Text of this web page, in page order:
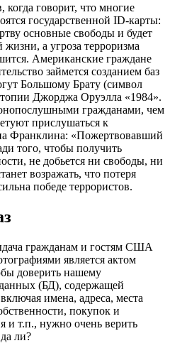
говорит, что многие
государственной ID-карты:
основные свободы и будет
а угроза терроризма
Американские граждане
займется созданием баз
Большому Брату (символ
Джорджа Оруэлла «1984».
гражданами, чем
прислушаться к
Франклина: «Пожертвовавший
того, чтобы получить
не добьется ни свободы, ни
возражать, что потеря
победе террористов.
гражданам и гостям США
является актом
доверить нашему
(БД), содержащей
имена, адреса, места
покупок и
и т.п., нужно очень верить
ли?